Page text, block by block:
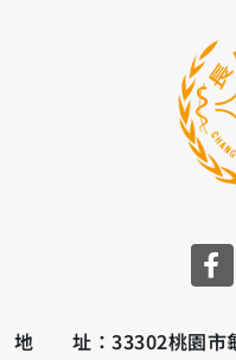
地 址：33302桃園市